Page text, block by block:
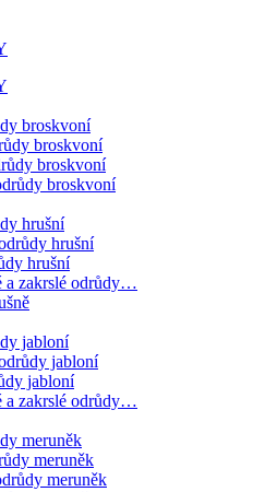
broskvoní
broskvoní
broskvoní
broskvoní
hrušní
hrušní
hrušní
a zakrslé odrůdy…
jabloní
jabloní
jabloní
a zakrslé odrůdy…
meruněk
meruněk
meruněk